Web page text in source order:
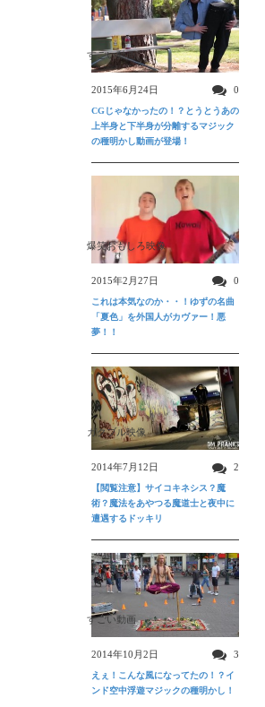
すごい動画
2015年6月24日 0
CGじゃなかったの！？とうとうあの
上半身と下半身が分離するマジック
の種明かし動画が登場！
爆笑おもしろ映像
2015年2月27日 0
これは本気なのか・・！ゆずの名曲
「夏色」を外国人がカヴァー！悪
夢！！
ガクブル映像
2014年7月12日 2
【閲覧注意】サイコキネシス？魔
術？魔法をあやつる魔道士と夜中に
遭遇するドッキリ
すごい動画
2014年10月2日 3
えぇ！こんな風になってたの！？イ
ンド空中浮遊マジックの種明かし！